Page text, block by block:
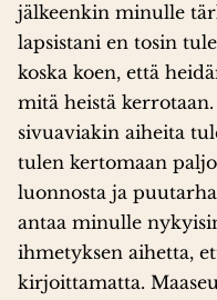
jälkeenkin minulle
lapsistani en tosin
koska koen, että
mitä heistä
sivuaviakin aiheita
tulen kertomaan
luonnosta ja
antaa minulle
ihmetyksen aihetta,
kirjoittamatta.